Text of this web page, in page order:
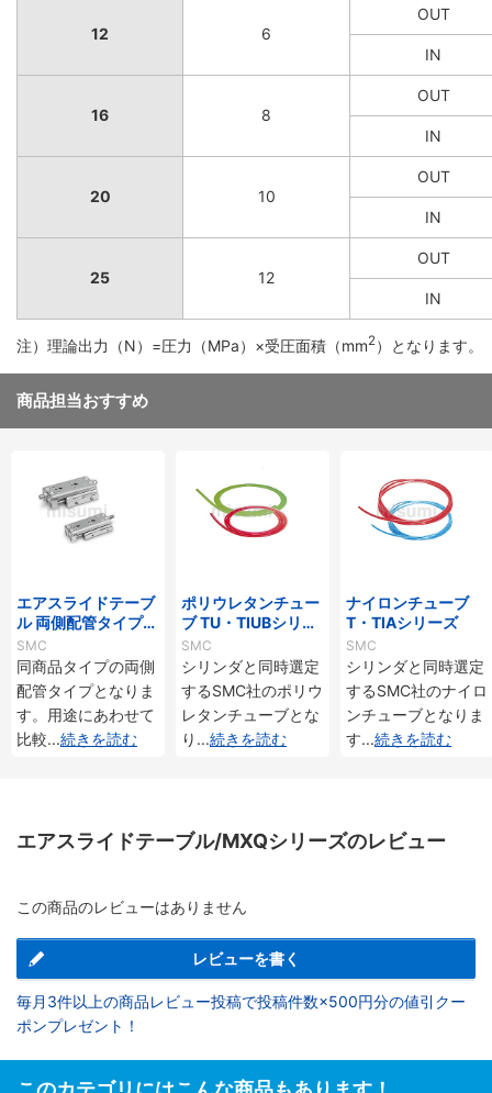
12 6
OUT
IN
16 8
OUT
IN
20 10
OUT
IN
25 12
OUT
IN
注）理論出力（N）=圧力（MPa）×受圧面積（mm2 ）となります。
商品担当おすすめ
エアスライドテーブ
ル 両側配管タイプ/
MXQ□Aシリーズ
SMC
同商品タイプの両側
配管タイプとなりま
す。用途にあわせて
比較...続きを読む
ポリウレタンチュー
ブ TU・TIUBシリー
ズ
SMC
シリンダと同時選定
するSMC社のポリウ
レタンチューブとな
り ...続きを読む
ナイロンチューブ
T・TIAシリーズ
SMC
シリンダと同時選定
するSMC社のナイロ
ンチューブとなりま
す...続きを読む
エアスライドテーブル/MXQシリーズのレビュー
この商品のレビューはありません
レビューを書く
毎月3件以上の商品レビュー投稿で投稿件数×500円分の値引クー
ポンプレゼント！